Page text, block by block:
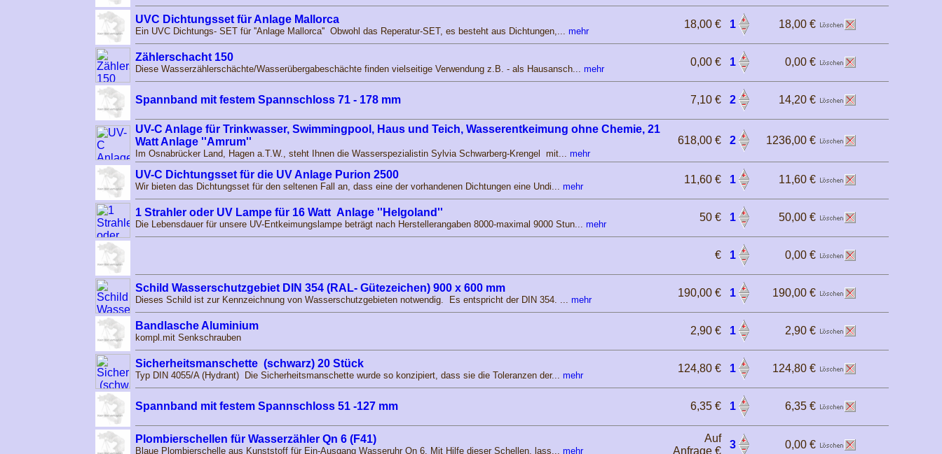
UVC Dichtungsset für Anlage Mallorca
Ein UVC Dichtungs- SET für ''Anlage Mallorca'' Obwohl das Reperatur-SET, es besteht aus Dichtungen,... mehr
18,00 € 1 18,00 €
Zählerschacht 150
Diese Wasserzählerschächte/Wasserübergabeschächte finden vielseitige Verwendung z.B. - als Hausansch... mehr
0,00 € 1 0,00 €
Spannband mit festem Spannschloss 71 - 178 mm 7,10 € 2 14,20 €
UV-C Anlage für Trinkwasser, Swimmingpool, Haus und Teich, Wasserentkeimung ohne Chemie, 21
Watt Anlage ''Amrum''
Im Osnabrücker Land, Hagen a.T.W., steht Ihnen die Wasserspezialistin Sylvia Schwarberg-Krengel mit... mehr
618,00 € 2 1236,00 €
UV-C Dichtungsset für die UV Anlage Purion 2500
Wir bieten das Dichtungsset für den seltenen Fall an, dass eine der vorhandenen Dichtungen eine Undi... mehr
11,60 € 1 11,60 €
1 Strahler oder UV Lampe für 16 Watt Anlage ''Helgoland''
Die Lebensdauer für unsere UV-Entkeimungslampe beträgt nach Herstellerangaben 8000-maximal 9000 Stun... mehr
50 € 1 50,00 €
€ 1 0,00 €
Schild Wasserschutzgebiet DIN 354 (RAL- Gütezeichen) 900 x 600 mm
Dieses Schild ist zur Kennzeichnung von Wasserschutzgebieten notwendig. Es entspricht der DIN 354. ... mehr
190,00 € 1 190,00 €
Bandlasche Aluminium
kompl.mit Senkschrauben
2,90 € 1 2,90 €
Sicherheitsmanschette (schwarz) 20 Stück
Typ DIN 4055/A (Hydrant) Die Sicherheitsmanschette wurde so konzipiert, dass sie die Toleranzen der... mehr
124,80 € 1 124,80 €
Spannband mit festem Spannschloss 51 -127 mm 6,35 € 1 6,35 €
Plombierschellen für Wasserzähler Qn 6 (F41)
Blaue Plombierschelle aus Kunststoff für Ein-Ausgang Wasseruhr Qn 6. Mit Hilfe dieser Schellen, lass... mehr
Auf
Anfrage €
3 0,00 €